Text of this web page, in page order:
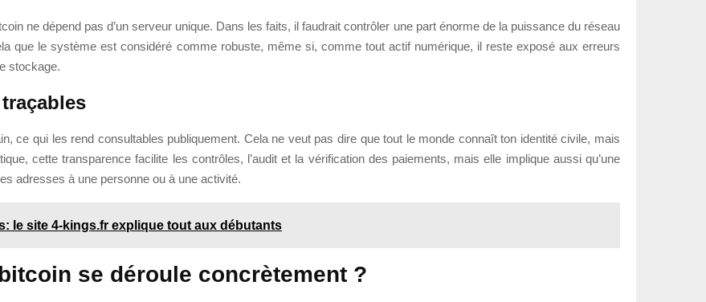
ne dépend pas d’un serveur unique. Dans les faits, il faudrait contrôler une part énorme de la puissance du réseau
que le système est considéré comme robuste, même si, comme tout actif numérique, il reste exposé aux erreurs
stockage.
ce qui les rend consultables publiquement. Cela ne veut pas dire que tout le monde connaît ton identité civile, mais
cette transparence facilite les contrôles, l’audit et la vérification des paiements, mais elle implique aussi qu’une
adresses à une personne ou à une activité.
le site 4-kings.fr explique tout aux débutants
se déroule concrètement ?